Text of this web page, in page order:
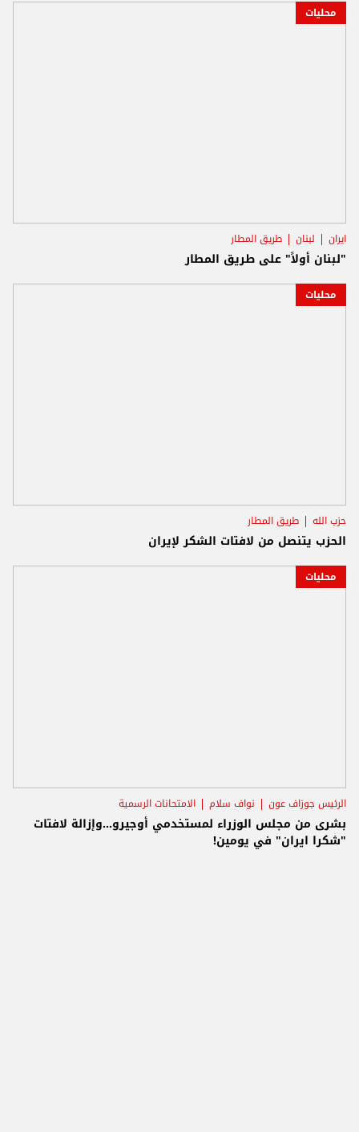
محليات
ايران لبنان طريق المطار
"لبنان أولاً" على طريق المطار
محليات
حزب الله طريق المطار
الحزب يتنصل من لافتات الشكر لإيران
محليات
الرئيس جوزاف عون نواف سلام الامتحانات الرسمية
بشرى من مجلس الوزراء لمستخدمي أوجيرو...وإزالة لافتات
"شكرا ايران" في يومين!